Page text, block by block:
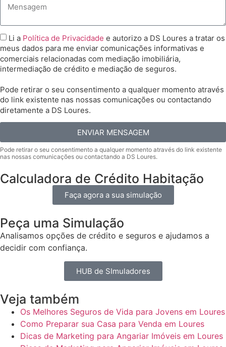
Li a Política de Privacidade e autorizo a DS Loures a tratar os
meus dados para me enviar comunicações informativas e
comerciais relacionadas com mediação imobiliária,
intermediação de crédito e mediação de seguros.
Pode retirar o seu consentimento a qualquer momento através
do link existente nas nossas comunicações ou contactando
diretamente a DS Loures.
ENVIAR MENSAGEM
Calculadora de Crédito Habitação
Faça agora a sua simulação
Peça uma Simulação
Analisamos opções de crédito e seguros e ajudamos a
decidir com confiança.
HUB de SImuladores
Veja também
Os Melhores Seguros de Vida para Jovens em Loures
Como Preparar sua Casa para Venda em Loures
Dicas de Marketing para Angariar Imóveis em Loures